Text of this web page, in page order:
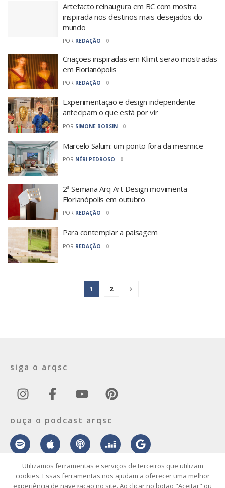
Artefacto reinaugura em BC com mostra
inspirada nos destinos mais desejados do
mundo
POR REDAÇÃO 0
Criações inspiradas em Klimt serão mostradas
em Florianópolis
POR REDAÇÃO 0
Experimentação e design independente
antecipam o que está por vir
POR SIMONE BOBSIN 0
Marcelo Salum: um ponto fora da mesmice
POR NÉRI PEDROSO 0
2ª Semana Arq Art Design movimenta
Florianópolis em outubro
POR REDAÇÃO 0
Para contemplar a paisagem
POR REDAÇÃO 0
1 2
siga o arqsc
ouça o podcast arqsc
Utilizamos ferramentas e serviços de terceiros que utilizam
cookies. Essas ferramentas nos ajudam a oferecer uma melhor
experiência de navegação no site. Ao clicar no botão "Aceitar" ou